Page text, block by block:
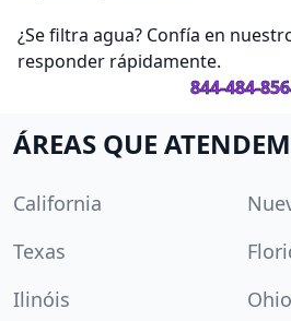
¿Se filtra agua? Confía en
responder rápidamente.
844-484-
ÁREAS QUE
California
Texas
Ilinóis
Ohio